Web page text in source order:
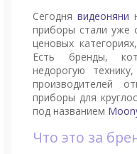
Сегоднявидеоняни
приборы стали уже
ценовых
Есть бренды,
недорогую
производителей
приборы для
под названием
Что это за